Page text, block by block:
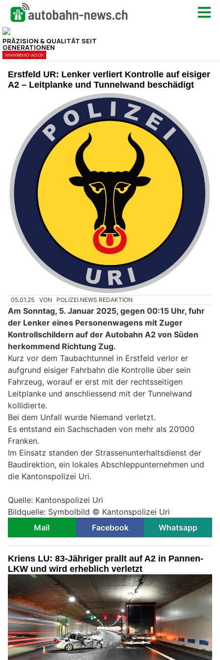
Erstfeld UR: Lenker verliert Kontrolle auf eisiger
A2 – Leitplanke und Tunnelwand beschädigt
05.01.25 VON POLIZEI.NEWS REDAKTION
Am Sonntag, 5. Januar 2025, gegen 00:15 Uhr, fuhr
der Lenker eines Personenwagens mit Zuger
Kontrollschildern auf der Autobahn A2 von Süden
herkommend Richtung Zug.
Kurz vor dem Taubachtunnel in Erstfeld verlor er
aufgrund eisiger Fahrbahn die Kontrolle über sein
Fahrzeug, worauf er erst mit der rechtsseitigen
Leitplanke und anschliessend mit der Tunnelwand
kollidierte.
Bei dem Unfall wurde Niemand verletzt.
Es entstand ein Sachschaden von mehr als 20’000
Franken.
Im Einsatz standen der Strassenunterhaltsdienst der
Baudirektion, ein lokales Abschleppunternehmen und
die Kantonspolizei Uri.
Quelle: Kantonspolizei Uri
Bildquelle: Symbolbild © Kantonspolizei Uri
Mail
Facebook Whatsapp
Kriens LU: 83-Jähriger prallt auf A2 in Pannen-
LKW und wird erheblich verletzt